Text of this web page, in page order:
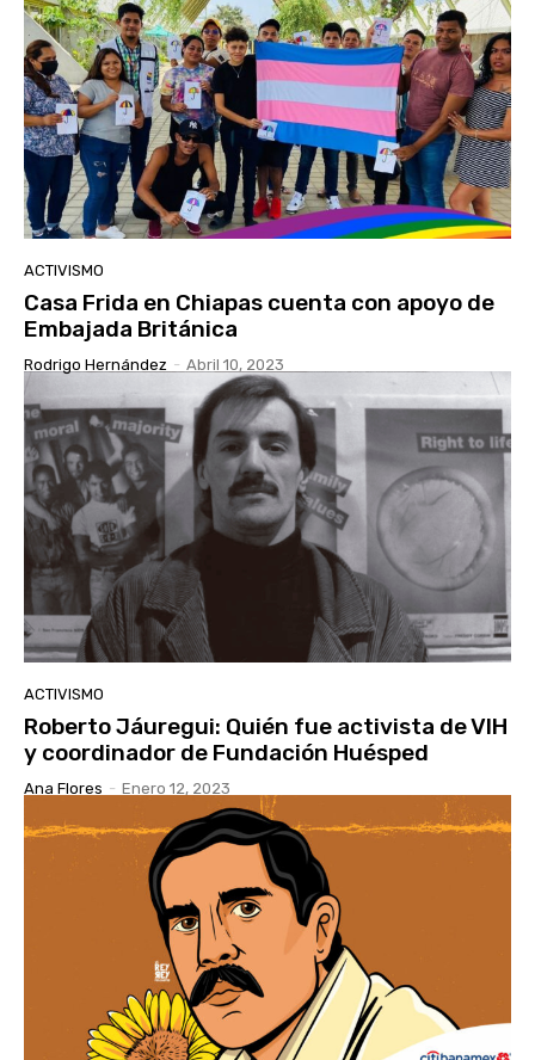
ACTIVISMO
Casa Frida en Chiapas cuenta con apoyo de
Embajada Británica
Rodrigo Hernández - Abril 10, 2023
ACTIVISMO
Roberto Jáuregui: Quién fue activista de VIH
y coordinador de Fundación Huésped
Ana Flores - Enero 12, 2023